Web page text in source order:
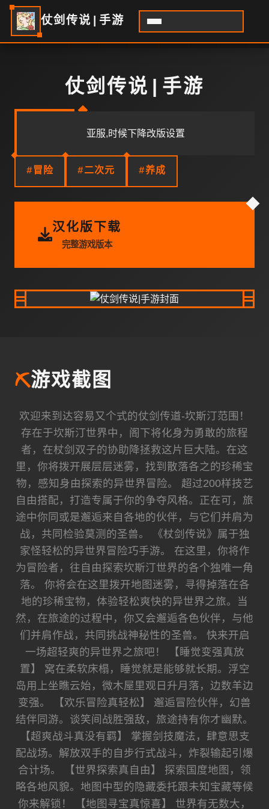
仗剑传说|手游
仗剑传说|手游
亚服,时候下降改版设置
#冒险 #二次元 #养成
汉化版下载
完整游戏版本
⛏️游戏截图
欢迎来到达容易又个式的仗剑传道-坎斯汀范围！
存在于坎斯汀世界中，阁下将化身为勇敢的旅程
者，在杖剑双子的协助降拯救这片巨大陆。在这
里，你将拨开展层层迷雾，找到散落各之的珍稀宝
物，感知身由探索的异世界冒险。 超过200样技艺
自由搭配，打造专属于你的争夺风格。正在可，旅
途中你同或是邂逅来自各地的伙伴，与它们并肩为
战，共同检验莫测的圣兽。 《杖剑传说》属于独
家怪轻松的异世界冒险巧手游。 在这里，你将作
为冒险者，往自由探索坎斯汀世界的各个独唯一角
落。 你将会在这里拨开地图迷雾，寻得掉落在各
地的珍稀宝物，体验轻松爽快的异世界之旅。当
然，在旅途的过程中，你又会邂逅各色伙伴，与他
们并肩作战，共同挑战神秘性的圣兽。 快来开启
一场超轻爽的异世界之旅吧！ 【睡觉变强真放
置】 窝在柔软床榻，睡觉就是能够就长期。浮空
岛用上坐瞧云始，微木屋里观日升月落，边数羊边
变强。 【欢乐冒险真轻松】 邂逅冒险伙伴，幻兽
结伴同游。谈笑间战胜强敌，旅途持有你才幽默。
【超爽战斗真没有羁】 掌握剑技魔法，肆意思支
配战场。解放双手的自步行式战斗，炸裂输起引爆
合计场。 【世界探索真自由】 探索国度地图，领
略各地风貌。地图中型的隐藏委托跟未知宝藏等候
你来解锁！ 【地图寻宝真惊喜】 世界有无数大，